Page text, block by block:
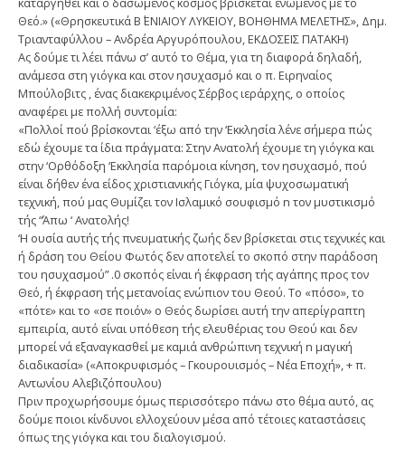
Θεό.» («Θρησκευτικά Β΄ ΕΝΙΑΙΟΥ ΛΥΚΕΙΟΥ, ΒΟΗΘΗΜΑ ΜΕΛΕΤΗΣ», Δημ.
Τριανταφύλλου – Ανδρέα Αργυρόπουλου, ΕΚΔΟΣΕΙΣ ΠΑΤΑΚΗ)
Ας δούμε τι λέει πάνω σ’ αυτό το Θέμα, για τη διαφορά δηλαδή,
ανάμεσα στη γιόγκα και στον ησυχασμό και ο π. Ειρηναίος
Μπούλοβιτς , ένας διακεκριμένος Σέρβος ιεράρχης, ο οποίος
αναφέρει με πολλή συντομία:
«Πολλοί πού βρίσκονται ‘έξω από την ‘Εκκλησία λένε σήμερα πώς
εδώ έχουμε τα ίδια πράγματα: Στην Ανατολή έχουμε τη γιόγκα και
στην ‘Ορθόδοξη ‘Εκκλησία παρόμοια κίνηση, τον ησυχασμό, πού
είναι δήθεν ένα είδος χριστιανικής Γιόγκα, μία ψυχοσωματική
τεχνική, πού μας Θυμίζει τον Ισλαμικό σουφισμό n τον μυστικισμό
τής “Άπω ‘ Ανατολής!
‘Η ουσία αυτής τής πνευματικής ζωής δεν βρίσκεται στις τεχνικές και
ή δράση του Θείου Φωτός δεν αποτελεί το σκοπό στην παράδοση
του ησυχασμού” .0 σκοπός είναι ή έκφραση τής αγάπης προς τον
Θεό, ή έκφραση τής μετανοίας ενώπιον του Θεού. Το «πόσο», το
«πότε» και το «σε ποιόν» ο Θεός δωρίσει αυτή την απερίγραπτη
εμπειρία, αυτό είναι υπόθεση τής ελευθέριας του Θεού και δεν
μπορεί νά εξαναγκασθεί με καμιά ανθρώπινη τεχνική n μαγική
διαδικασία» («Αποκρυφισμός – Γκουρουισμός – Νέα Εποχή», + π.
Αντωνίου Αλεβιζόπουλου)
Πριν προχωρήσουμε όμως περισσότερο πάνω στο θέμα αυτό, ας
δούμε ποιοι κίνδυνοι ελλοχεύουν μέσα από τέτοιες καταστάσεις
όπως της γιόγκα και του διαλογισμού.